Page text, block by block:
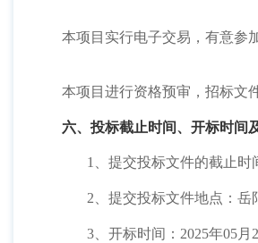
本项目实行电子交易，有意参
本项目进行资格预审，招标文
六、投标截止时间、开标时间
1、提交投标文件的截止时
2、提交投标文件地点：岳
3、开标时间：2025年05月